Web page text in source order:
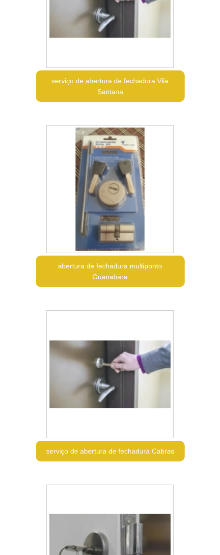
serviço de abertura de fechadura Vila
Santana
abertura de fechadura multiponto
Guanabara
serviço de abertura de fechadura Cabras